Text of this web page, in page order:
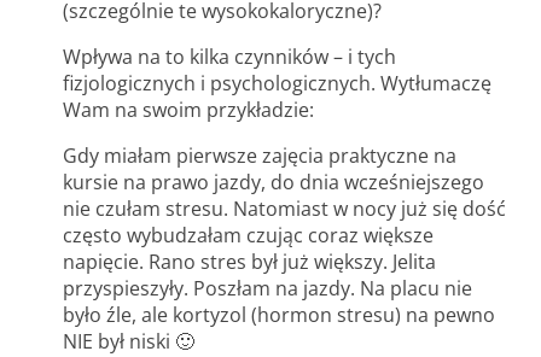
(szczególnie te wysokokaloryczne)?
Wpływa na to kilka czynników – i tych
fizjologicznych i psychologicznych. Wytłumaczę
Wam na swoim przykładzie:
Gdy miałam pierwsze zajęcia praktyczne na
kursie na prawo jazdy, do dnia wcześniejszego
nie czułam stresu. Natomiast w nocy już się dość
często wybudzałam czując coraz większe
napięcie. Rano stres był już większy. Jelita
przyspieszyły. Poszłam na jazdy. Na placu nie
było źle, ale kortyzol (hormon stresu) na pewno
NIE był niski 🙂